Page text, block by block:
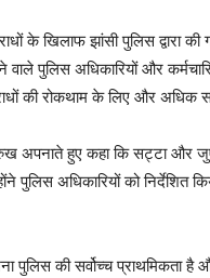
के खिलाफ झांसी पुलिस द्वारा की
पुलिस अधिकारियों और
की रोकथाम के लिए और अधिक
अपनाते हुए कहा कि सट्टा और
पुलिस अधिकारियों को निर्देशित
पुलिस की सर्वोच्च प्राथमिकता